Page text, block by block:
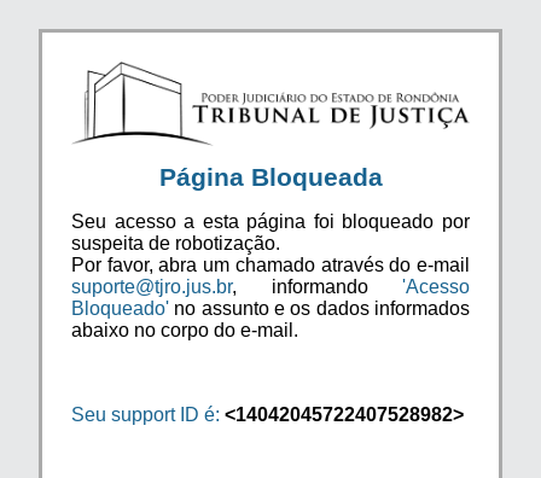
Página Bloqueada
Seu acesso a esta página foi bloqueado por
suspeita de robotização.
Por favor, abra um chamado através do e-mail
suporte@tjro.jus.br, informando 'Acesso
Bloqueado' no assunto e os dados informados
abaixo no corpo do e-mail.
Seu support ID é: <14042045722407528982>